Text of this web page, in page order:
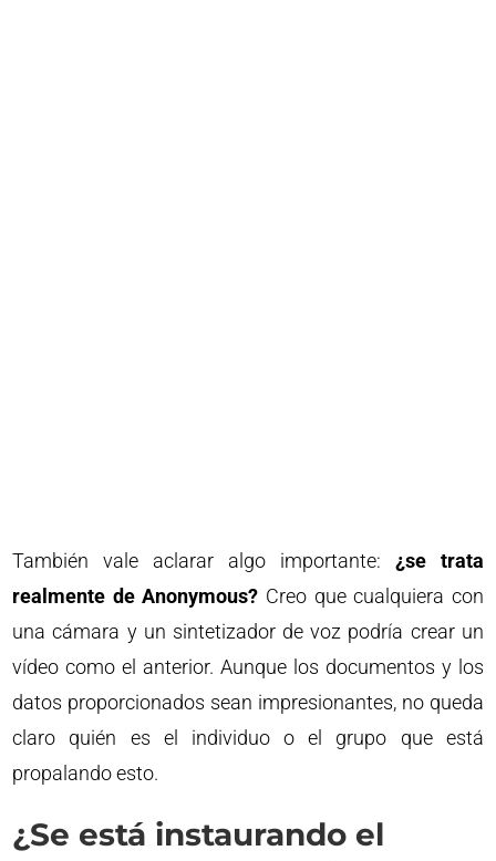
También vale aclarar algo importante: ¿se trata
realmente de Anonymous? Creo que cualquiera con
una cámara y un sintetizador de voz podría crear un
vídeo como el anterior. Aunque los documentos y los
datos proporcionados sean impresionantes, no queda
claro quién es el individuo o el grupo que está
propalando esto.
¿Se está instaurando el